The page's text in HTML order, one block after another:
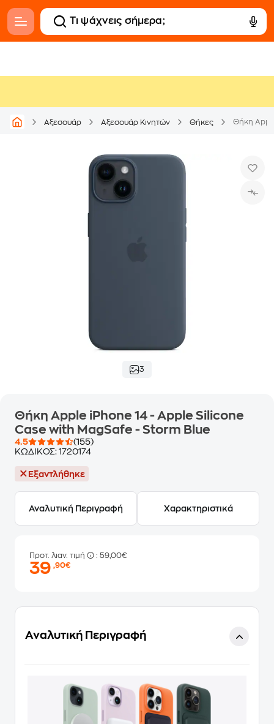
Αξεσουάρ Αξεσουάρ Κινητών Θήκες
3
Θήκη Apple iPhone 14 - Apple Silicone
Case with MagSafe - Storm Blue
4.5
(155)
ΚΩΔΙΚΟΣ: 1720174
Εξαντλήθηκε
Αναλυτική Περιγραφή Χαρακτηριστικά
Προτ. λιαν. τιμή : 59,00€
39,90€
Αναλυτική Περιγραφή